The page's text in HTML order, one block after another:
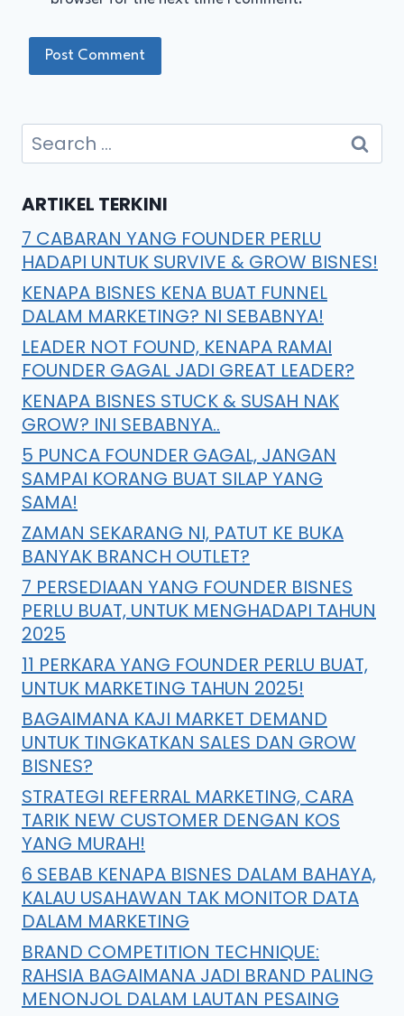
ARTIKEL TERKINI
7 CABARAN YANG FOUNDER PERLU
HADAPI UNTUK SURVIVE & GROW BISNES!
KENAPA BISNES KENA BUAT FUNNEL
DALAM MARKETING? NI SEBABNYA!
LEADER NOT FOUND, KENAPA RAMAI
FOUNDER GAGAL JADI GREAT LEADER?
KENAPA BISNES STUCK & SUSAH NAK
GROW? INI SEBABNYA..
5 PUNCA FOUNDER GAGAL, JANGAN
SAMPAI KORANG BUAT SILAP YANG
SAMA!
ZAMAN SEKARANG NI, PATUT KE BUKA
BANYAK BRANCH OUTLET?
7 PERSEDIAAN YANG FOUNDER BISNES
PERLU BUAT, UNTUK MENGHADAPI TAHUN
2025
11 PERKARA YANG FOUNDER PERLU BUAT,
UNTUK MARKETING TAHUN 2025!
BAGAIMANA KAJI MARKET DEMAND
UNTUK TINGKATKAN SALES DAN GROW
BISNES?
STRATEGI REFERRAL MARKETING, CARA
TARIK NEW CUSTOMER DENGAN KOS
YANG MURAH!
6 SEBAB KENAPA BISNES DALAM BAHAYA,
KALAU USAHAWAN TAK MONITOR DATA
DALAM MARKETING
BRAND COMPETITION TECHNIQUE:
RAHSIA BAGAIMANA JADI BRAND PALING
MENONJOL DALAM LAUTAN PESAING